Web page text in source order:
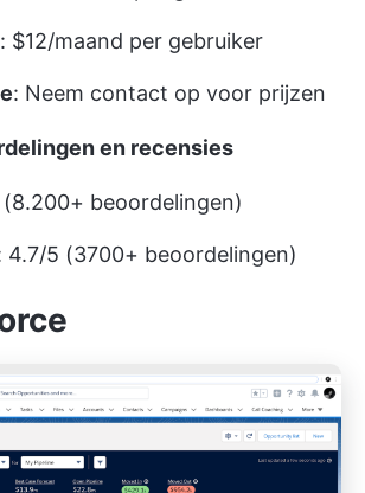
: $12/maand per gebruiker
: Neem contact op voor prijzen
en recensies
beoordelingen)
4.7/5 (3700+ beoordelingen)